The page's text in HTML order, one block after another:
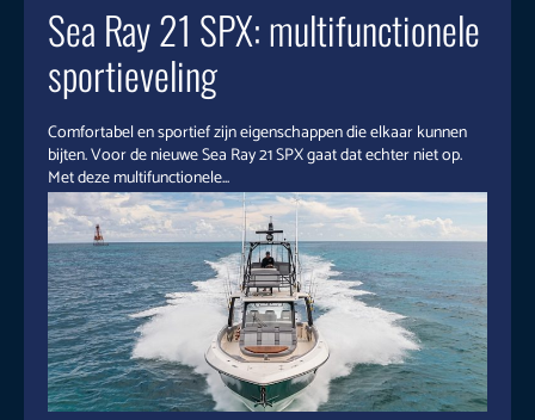
Sea Ray 21 SPX: multifunctionele
sportieveling
Comfortabel en sportief zijn eigenschappen die elkaar kunnen
bijten. Voor de nieuwe Sea Ray 21 SPX gaat dat echter niet op.
Met deze multifunctionele...